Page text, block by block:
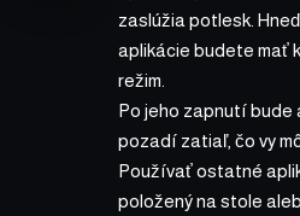
zaslúžia potlesk.
aplikácie budete mať
režim.
Po jeho zapnutí bude
pozadí zatiaľ, čo vy
Používať ostatné
položený na stole